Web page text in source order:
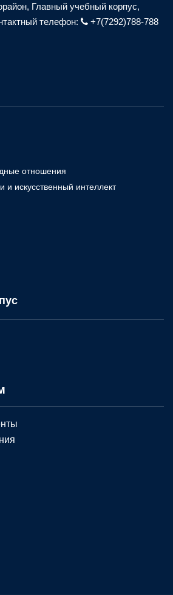
Главный учебный корпус,
телефон:
+7(7292)788-788
отношения
и искусственный интеллект